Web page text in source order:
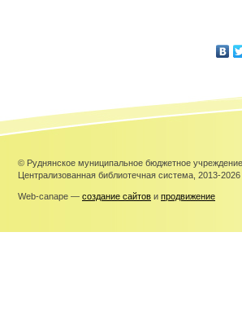
© Руднянское муниципальное бюджетное учреждение
Централизованная библиотечная система, 2013-2026
Web-canape — создание сайтов и продвижение